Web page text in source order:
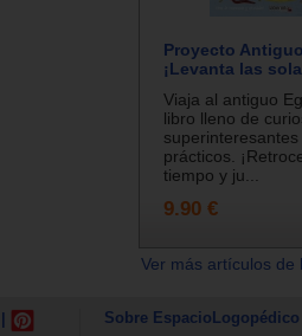
Proyecto
¡Levanta las
Viaja al antiguo
libro lleno de
prácticos.
tiempo y ju...
9.90 €
Ver más artículos
Sobre EspacioLogopédico